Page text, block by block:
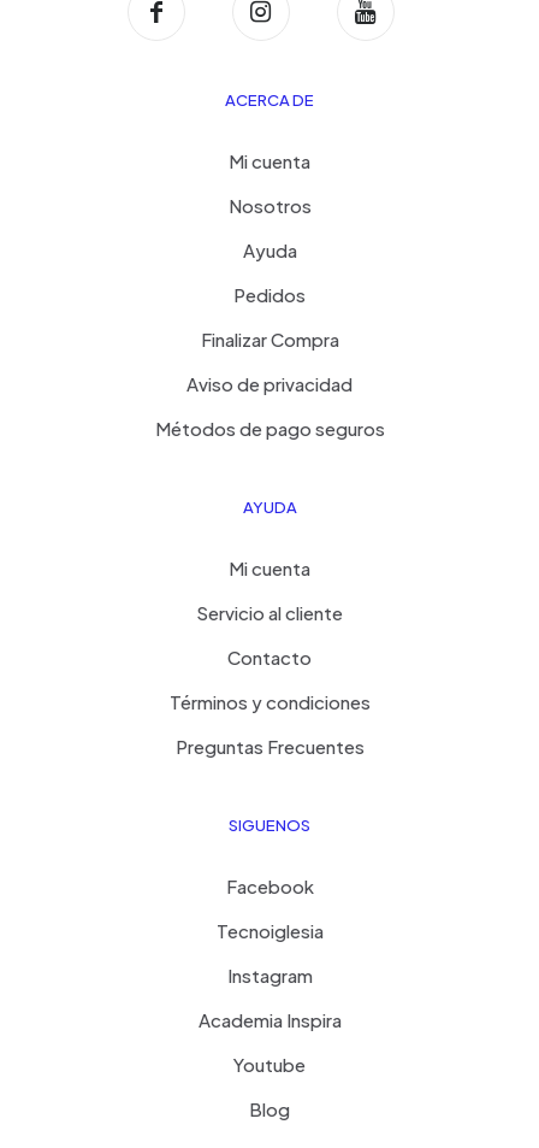
ACERCA DE
Mi cuenta
Nosotros
Ayuda
Pedidos
Finalizar Compra
Aviso de privacidad
Métodos de pago seguros
AYUDA
Mi cuenta
Servicio al cliente
Contacto
Términos y condiciones
Preguntas Frecuentes
SIGUENOS
Facebook
Tecnoiglesia
Instagram
Academia Inspira
Youtube
Blog